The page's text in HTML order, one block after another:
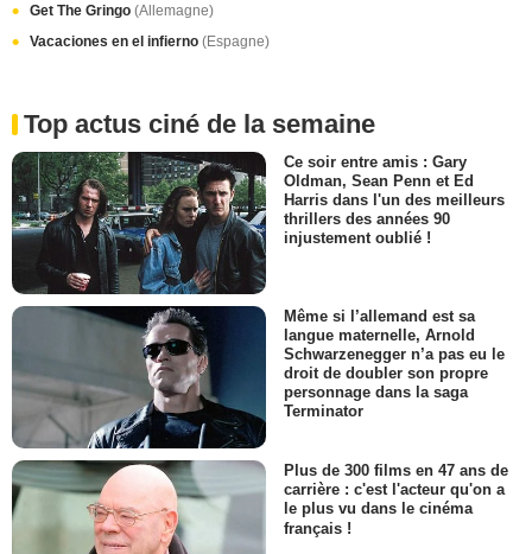
Get The Gringo (Allemagne)
Vacaciones en el infierno (Espagne)
Top actus ciné de la semaine
Ce soir entre amis : Gary
Oldman, Sean Penn et Ed
Harris dans l'un des meilleurs
thrillers des années 90
injustement oublié !
Même si l’allemand est sa
langue maternelle, Arnold
Schwarzenegger n’a pas eu le
droit de doubler son propre
personnage dans la saga
Terminator
Plus de 300 films en 47 ans de
carrière : c'est l'acteur qu'on a
le plus vu dans le cinéma
français !